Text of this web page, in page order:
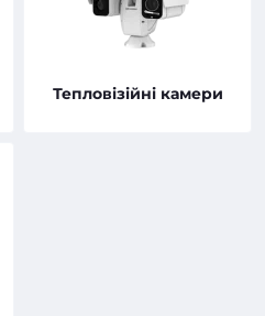
Тепловізійні камери